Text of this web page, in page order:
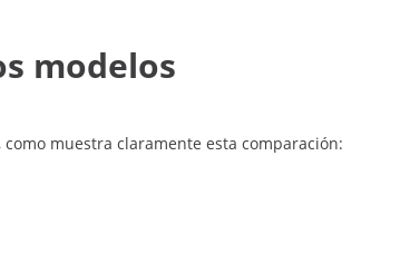
modelos
como muestra claramente esta comparación: